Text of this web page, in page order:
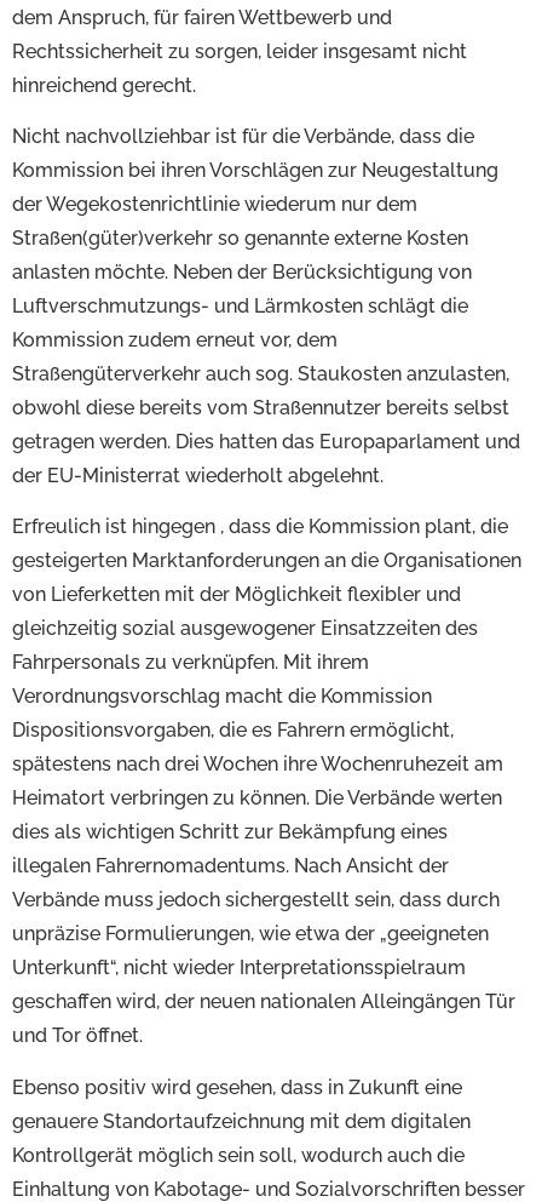
dem Anspruch, für fairen Wettbewerb und
Rechtssicherheit zu sorgen, leider insgesamt nicht
hinreichend gerecht.
Nicht nachvollziehbar ist für die Verbände, dass die
Kommission bei ihren Vorschlägen zur Neugestaltung
der Wegekostenrichtlinie wiederum nur dem
Straßen(güter)verkehr so genannte externe Kosten
anlasten möchte. Neben der Berücksichtigung von
Luftverschmutzungs- und Lärmkosten schlägt die
Kommission zudem erneut vor, dem
Straßengüterverkehr auch sog. Staukosten anzulasten,
obwohl diese bereits vom Straßennutzer bereits selbst
getragen werden. Dies hatten das Europaparlament und
der EU-Ministerrat wiederholt abgelehnt.
Erfreulich ist hingegen , dass die Kommission plant, die
gesteigerten Marktanforderungen an die Organisationen
von Lieferketten mit der Möglichkeit flexibler und
gleichzeitig sozial ausgewogener Einsatzzeiten des
Fahrpersonals zu verknüpfen. Mit ihrem
Verordnungsvorschlag macht die Kommission
Dispositionsvorgaben, die es Fahrern ermöglicht,
spätestens nach drei Wochen ihre Wochenruhezeit am
Heimatort verbringen zu können. Die Verbände werten
dies als wichtigen Schritt zur Bekämpfung eines
illegalen Fahrernomadentums. Nach Ansicht der
Verbände muss jedoch sichergestellt sein, dass durch
unpräzise Formulierungen, wie etwa der „geeigneten
Unterkunft“, nicht wieder Interpretationsspielraum
geschaffen wird, der neuen nationalen Alleingängen Tür
und Tor öffnet.
Ebenso positiv wird gesehen, dass in Zukunft eine
genauere Standortaufzeichnung mit dem digitalen
Kontrollgerät möglich sein soll, wodurch auch die
Einhaltung von Kabotage- und Sozialvorschriften besser